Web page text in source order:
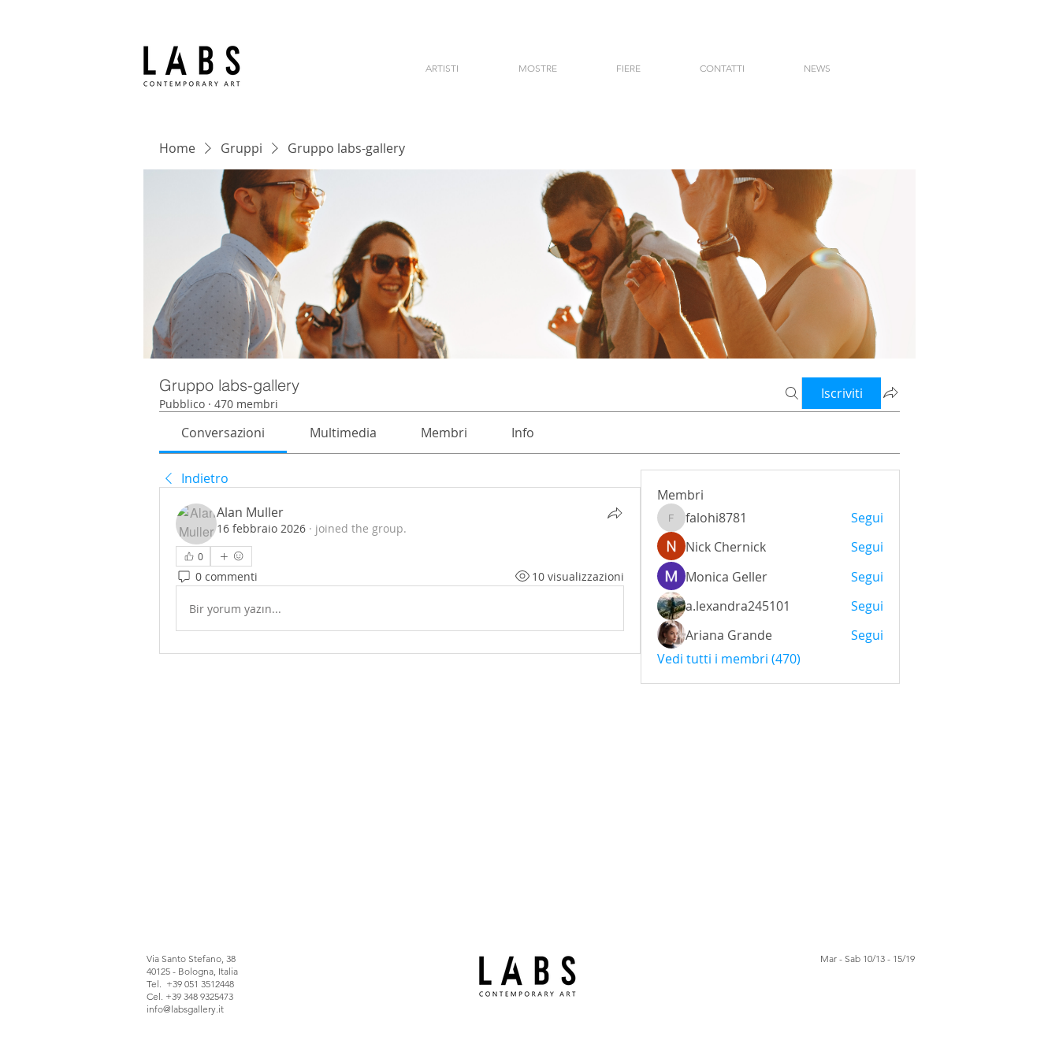
ARTISTI MOSTRE FIERE CONTATTI NEWS
Home Gruppi Gruppo labs-gallery
Gruppo labs-gallery
Pubblico · 470 membri
Iscriviti
Conversazioni Multimedia Membri Info
Indietro
Alan Muller
16 febbraio 2026 · joined the group.
0
0 commenti 10 visualizzazioni
Bir yorum yazın...
Membri
falohi8781
falohi8781
Segui
Nick Chernick
Segui
Monica Geller
Segui
a.lexandra245101
Segui
Ariana Grande
Segui
Vedi tutti i membri (470)
Via Santo Stefano, 38
40125 - Bologna, Italia
Tel. +39 051 3512448
Cel. +39 348 9325473
info@labsgallery.it
Mar - Sab 10/13 - 15/19